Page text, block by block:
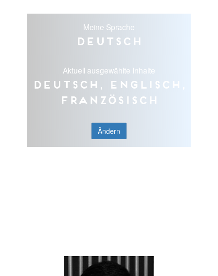
Meine Sprache
Deutsch
Aktuell ausgewählte Inhalte
Deutsch, Englisch,
Französisch
Ändern